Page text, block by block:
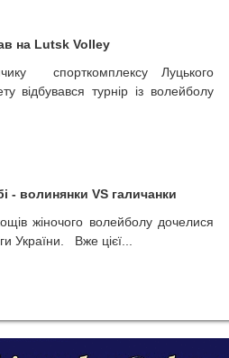
на Lutsk Volley
спорткомплексу Луцького
відбувався турнір із волейболу
- волинянки VS галичанки
жіночого волейболу дочелися
України. Вже цієї...